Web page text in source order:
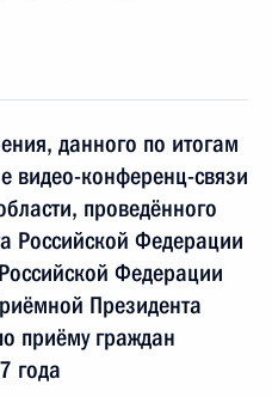
данного по итогам
видео-конференц-связи
проведённого
Российской Федерации
Федерации
Президента
приёму граждан
года